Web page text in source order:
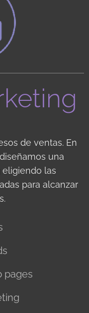
de ventas. En
una
las
para alcanzar
pages